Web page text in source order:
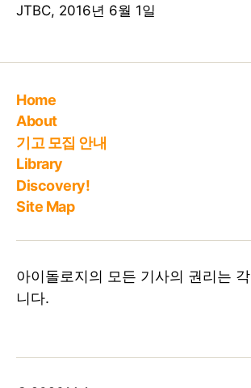
JTBC, 2016년 6월 1일
Home
About
기고 모집 안내
Library
Discovery!
Site Map
아이돌로지의 모든 기사의 권리는 각
니다.